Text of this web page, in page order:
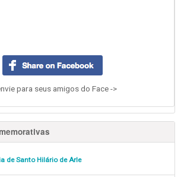
para seus amigos do Face ->
de Santo Hilário de Arle